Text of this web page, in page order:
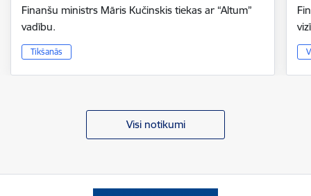
Finanšu ministrs Māris Kučinskis tiekas ar “Altum”
vadību.
Tikšanās
Visi notikumi